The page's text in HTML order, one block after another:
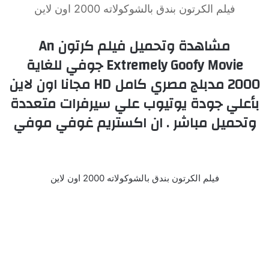
فيلم الكرتون بندق بالشوكولاته 2000 اون لاين
مشاهدة وتحميل فيلم كرتون An
Extremely Goofy Movie جوفي للغاية
2000 مدبلج مصري كامل HD مجانا اون لاين
بأعلي جودة يوتيوب علي سيرفرات متعددة
وتحميل مباشر . ان اكستريم غوفي موفي
فيلم الكرتون بندق بالشوكولاته 2000 اون لاين